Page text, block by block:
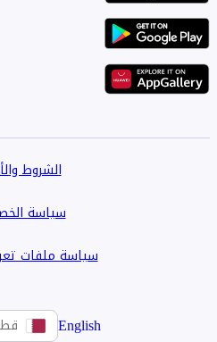
الشروط
سياسة
سياسة ملفات
English